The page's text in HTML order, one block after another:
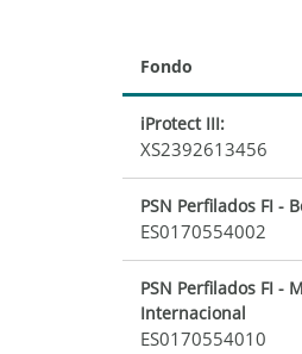
Fondo
iProtect III:
XS2392613456
PSN Perfilados FI -
ES0170554002
PSN Perfilados FI -
Internacional
ES0170554010